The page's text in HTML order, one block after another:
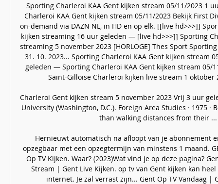
Sporting Charleroi KAA Gent kijken stream 05/11/2023 1
Charleroi KAA Gent kijken stream 05/11/2023 Bekijk First
on-demand via DAZN NL, in HD en op elk. [[live hd>>>]]
kijken streaming 16 uur geleden — [live hd>>>]] Sporting
streaming 5 november 2023 [HORLOGE] Thes Sport
31. 10. 2023... Sporting Charleroi KAA Gent kijken stream
geleden — Sporting Charleroi KAA Gent kijken stream 05/
Saint-Gilloise Charleroi kijken live stream 1 oktober
Charleroi Gent kijken stream 5 november 2023 Vrij 3 uur
University (Washington, D.C.). Foreign Area Studies · 1975
than walking distances from their ...
Hernieuwt automatisch na afloopt van je abonnement
opzegbaar met een opzegtermijn van minstens 1 maand.
Op TV Kijken. Waar? (2023)Wat vind je op deze pagina?
Stream | Gent Live Kijken. op tv van Gent kijken kan
internet. Je zal verrast zijn... Gent Op TV Vandaag |